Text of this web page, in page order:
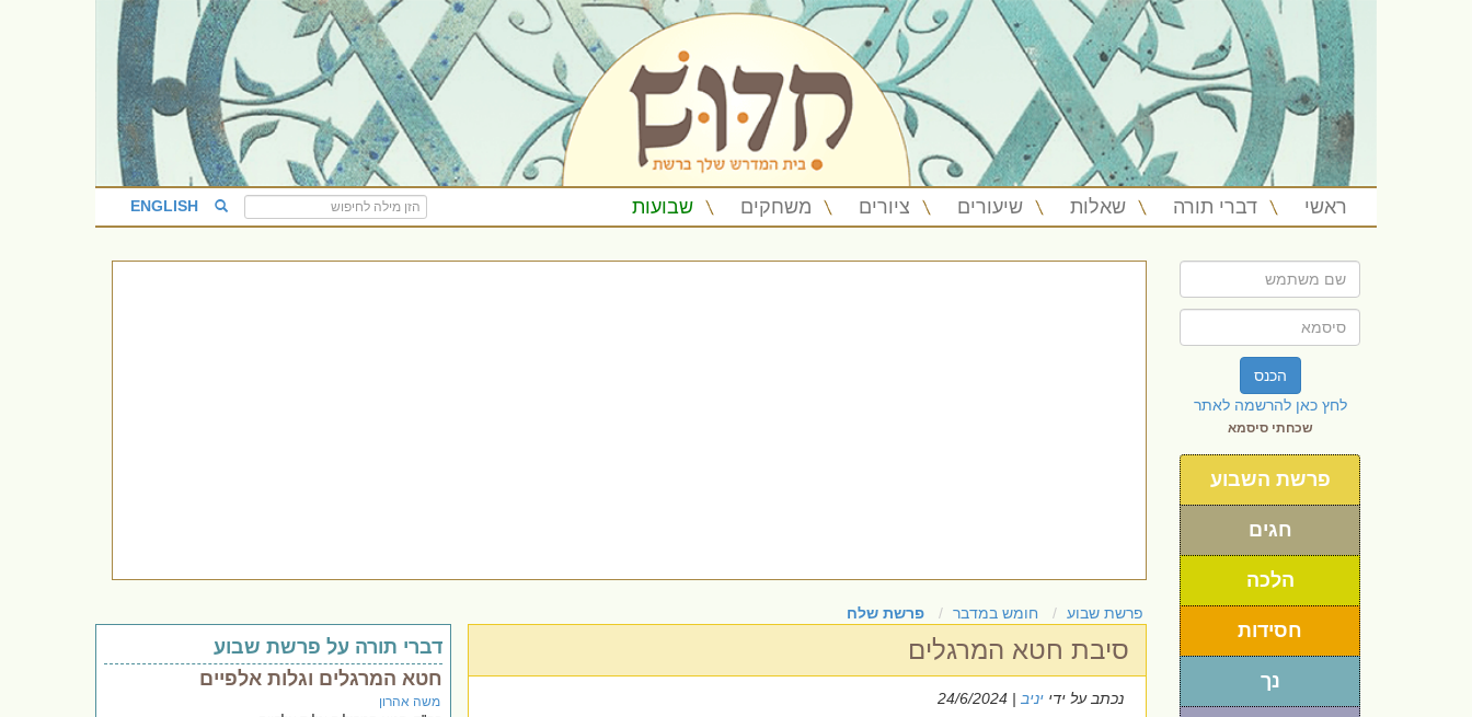
ראשי דברי תורה שאלות שיעורים ציורים משחקים שבועות ENGLISH
הכנס
לחץ כאן להרשמה לאתר
שכחתי סיסמא
פרשת השבוע
חגים
הלכה
חסידות
נך
פרשת שבוע חומש במדבר פרשת שלח
סיבת חטא המרגלים
נכתב על ידי יניב | 24/6/2024
דברי תורה על פרשת שבוע
חטא המרגלים וגלות אלפיים
משה אהרון